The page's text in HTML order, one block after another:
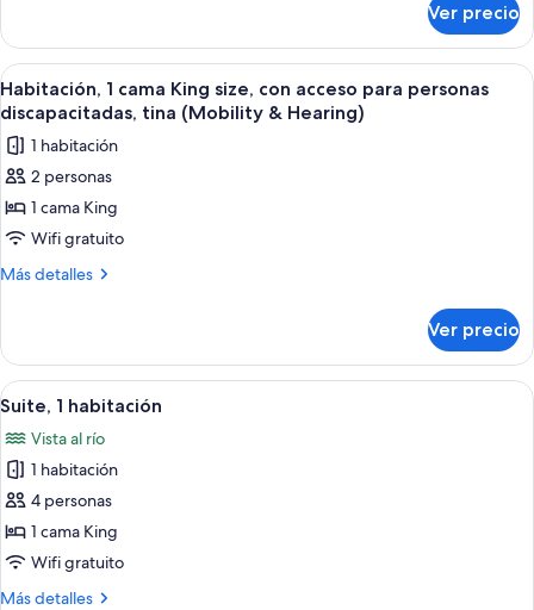
para
personas
discapacitadas
(Roll-
In
Shower)
1
habitación,
con
acceso
personas
discapacitadas
In
Shower)
Ver precio
Abrir
todas
las
fotos
de
Habitación,
1
cama
con
acceso
para
personas
discapacitadas,
tina
(Mobility
&
Hearing)
Habitación de hotel con una cama
4
Habitación, 1 cama King size, con acceso para personas
discapacitadas, tina (Mobility & Hearing)
1 habitación
2 personas
1 cama King
Wifi gratuito
Más detalles
Más
1
cama
King
con
acceso
para
personas
discapacitadas,
tina
(Mobility
&
Ver precio
Abrir
todas
las
fotos
de
Suite,
1
Una habitación de hotel moderna
5
Suite, 1 habitación
Vista al río
1 habitación
4 personas
1 cama King
Wifi gratuito
Más detalles
Más